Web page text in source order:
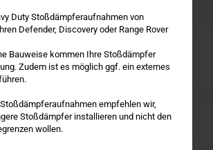
Duty Stoßdämpferaufnahmen von
Defender, Discovery oder Range Rover
Bauweise kommen Ihre Stoßdämpfer
Zudem ist es möglich ggf. ein externes
empfehlen wir,
Stoßdämpfer installieren und nicht den
wollen.